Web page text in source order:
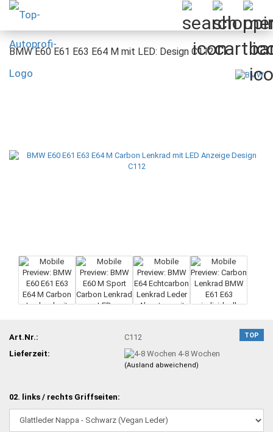
BMW E60 E61 E63 E64 M mit LED: Design C112
TOP
Art.Nr.:
C112
Lieferzeit:
4-8 Wochen
(Ausland abweichend)
02. links / rechts Griffseiten: